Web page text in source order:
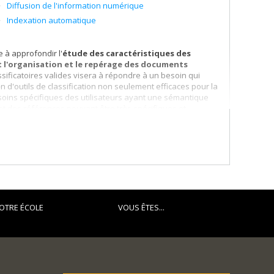
Diffusion de l'information numérique
Indexation automatique
à approfondir l'étude des caractéristiques des
et le repérage des documents
valides visera à répondre à un besoin qui
d'outils de classification non seulement efficaces pour la
spécifiques des utilisateurs ayant une sémantique
dans un environnement numérique.
ÉCOLE VOUS ÊTES...